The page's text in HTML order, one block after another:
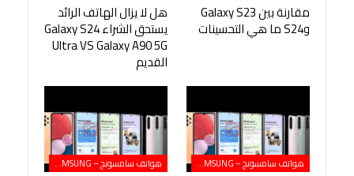
مقارنة بين Galaxy S23
وS24 ما هي التحسينات
هل لا يزال الهاتف الرائد
يستحق الشراء Galaxy S24
Ultra VS Galaxy A90 5G
القديم
هواتف سامسونج – SAMSUNG هواتف سامسونج – SAMSUNG